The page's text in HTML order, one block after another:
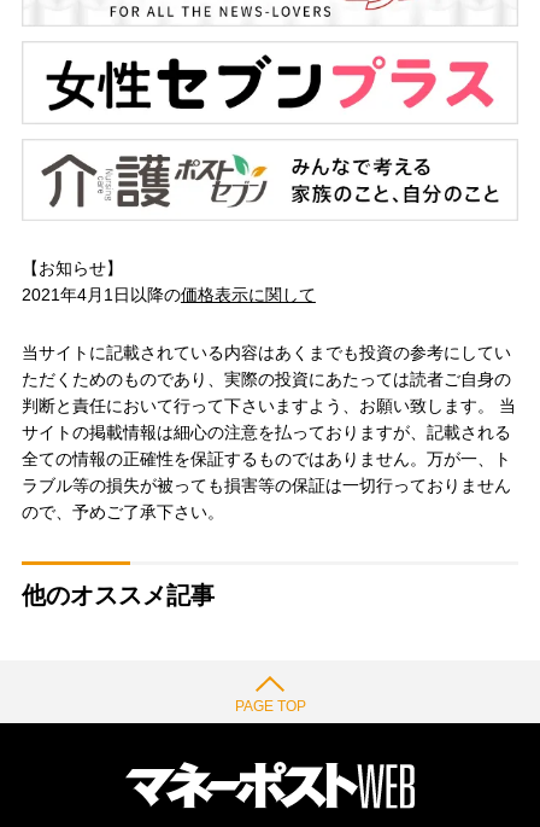
【お知らせ】
2021年4月1日以降の価格表示に関して
当サイトに記載されている内容はあくまでも投資の参考にしてい
ただくためのものであり、実際の投資にあたっては読者ご自身の
判断と責任において行って下さいますよう、お願い致します。 当
サイトの掲載情報は細心の注意を払っておりますが、記載される
全ての情報の正確性を保証するものではありません。万が一、ト
ラブル等の損失が被っても損害等の保証は一切行っておりません
ので、予めご了承下さい。
他のオススメ記事
PAGE TOP